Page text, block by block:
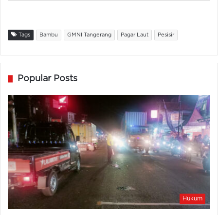
Tags Bambu GMNI Tangerang Pagar Laut Pesisir
Popular Posts
Hukum